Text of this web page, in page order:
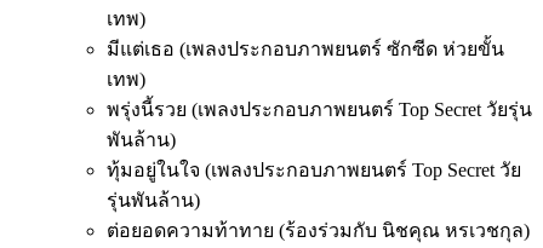
เทพ)
มีแต่เธอ (เพลงประกอบภาพยนตร์ ซักซีด ห่วยขั้น
เทพ)
พรุ่งนี้รวย (เพลงประกอบภาพยนตร์ Top Secret วัยรุ่น
พันล้าน)
ทุ้มอยู่ในใจ (เพลงประกอบภาพยนตร์ Top Secret วัย
รุ่นพันล้าน)
ต่อยอดความท้าทาย (ร้องร่วมกับ นิชคุณ หรเวชกุล)